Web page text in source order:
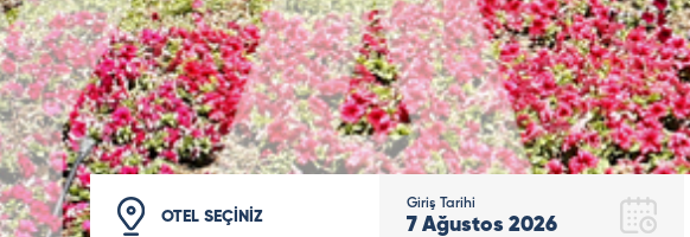
OTEL SEÇİNİZ
Giriş Tarihi
7 Ağustos 2026